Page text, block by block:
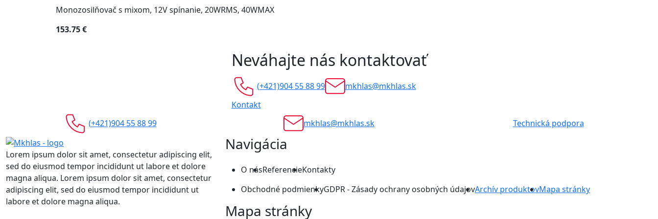
Monozosilňovač s mixom, 12V spínanie, 20WRMS, 40WMAX
153.75 €
Neváhajte nás kontaktovať
(+421)904 55 88 99
mkhlas@mkhlas.sk
Kontakt
(+421)904 55 88 99
mkhlas@mkhlas.sk Technická podpora
Lorem ipsum dolor sit amet, consectetur adipiscing elit,
sed do eiusmod tempor incididunt ut labore et dolore
magna aliqua. Lorem ipsum dolor sit amet, consectetur
adipiscing elit, sed do eiusmod tempor incididunt ut
labore et dolore magna aliqua.
Navigácia
O násReferencieKontakty
Obchodné podmienkyGDPR - Zásady ochrany osobných údajovArchív produktovMapa stránky
Mapa stránky